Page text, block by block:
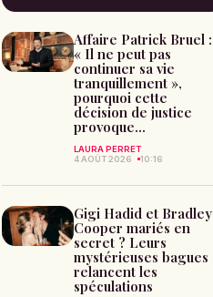
Affaire Patrick Bruel :
« Il ne peut pas
continuer sa vie
tranquillement »,
pourquoi cette
décision de justice
provoque...
LAURA PERRET
4 AOÛT 2026
10:16
Gigi Hadid et Bradley
Cooper mariés en
secret ? Leurs
mystérieuses bagues
relancent les
spéculations